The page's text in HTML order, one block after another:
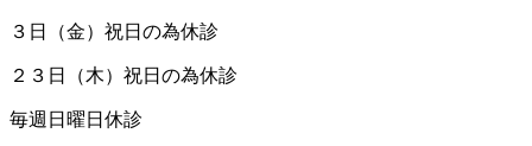
３日（金）祝日の為休診
２３日（木）祝日の為休診
毎週日曜日休診